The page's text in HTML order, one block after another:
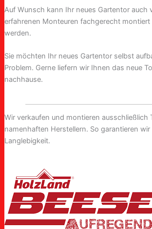
Auf Wunsch kann Ihr neues Gartentor auch
erfahrenen Monteuren fachgerecht
werden.
Sie möchten Ihr neues Gartentor selbst
Problem. Gerne liefern wir Ihnen das neue
nachhause.
Wir verkaufen und montieren ausschließlich
namenhaften Herstellern. So garantieren wir
Langlebigkeit.